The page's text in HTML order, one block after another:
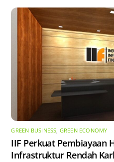
GREEN BUSINESS, GREEN ECONOMY
IIF Perkuat Pembiayaan
Infrastruktur Rendah